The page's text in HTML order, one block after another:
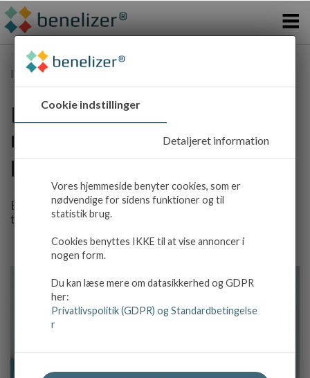
Cookie indstillinger
Detaljeret information
Vores hjemmeside benyter cookies, som er
nødvendige for sidens funktioner og til
statistik brug.
Cookies benyttes IKKE til at vise annoncer i
nogen form.
Du kan læse mere om datasikkerhed og GDPR
her:
Privatlivspolitik (GDPR) og Standardbetingelse
r
OVERBLIK
INSIGHTS
OM OS i
r LOG IND
Insights
Løsning på dilemmaet
med strategiske
projekter
Betydeligt reducerede risici ved eksperimentel
tilgang.